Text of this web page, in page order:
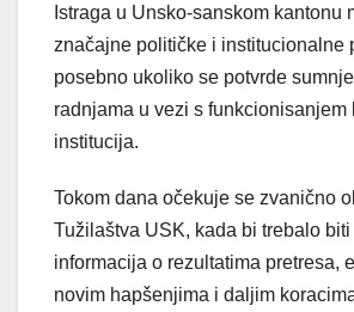
Istraga u Unsko-sanskom kantonu
značajne političke i institucionalne
posebno ukoliko se potvrde
radnjama u vezi s funkcionisanjem
institucija.
Tokom dana očekuje se zvanično
Tužilaštva USK, kada bi trebalo
informacija o rezultatima pretresa,
novim hapšenjima i daljim